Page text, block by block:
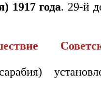
1917 года. 29-й